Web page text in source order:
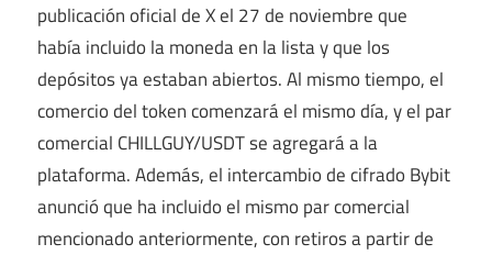
publicación oficial de X el 27 de noviembre que
había incluido la moneda en la lista y que los
depósitos ya estaban abiertos. Al mismo tiempo, el
comercio del token comenzará el mismo día, y el par
comercial CHILLGUY/USDT se agregará a la
plataforma. Además, el intercambio de cifrado Bybit
anunció que ha incluido el mismo par comercial
mencionado anteriormente, con retiros a partir de